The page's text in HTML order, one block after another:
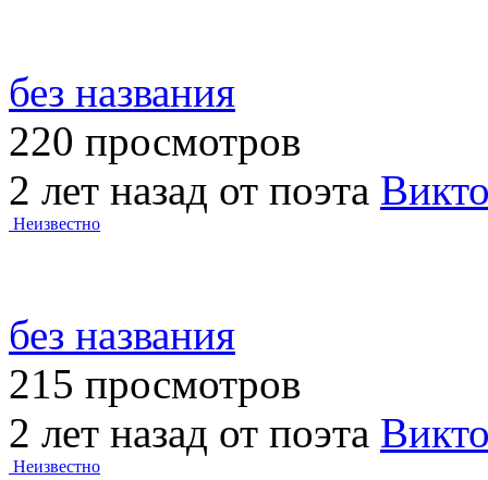
без названия
220 просмотров
2 лет назад от поэта
Неизвестно
без названия
215 просмотров
2 лет назад от поэта
Неизвестно